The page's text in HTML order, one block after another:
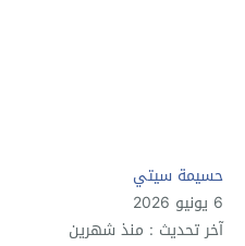
حسيمة سيتي
6 يونيو 2026
آخر تحديث : منذ شهرين